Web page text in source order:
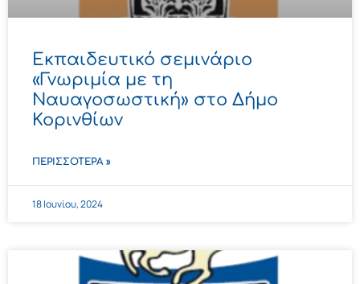
Εκπαιδευτικό σεμινάριο
«Γνωριμία με τη
Ναυαγοσωστική» στο Δήμο
Κορινθίων
ΠΕΡΙΣΣΌΤΕΡΑ »
18 Ιουνίου, 2024